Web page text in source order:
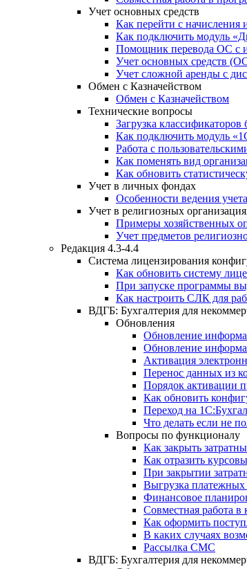
Учет основных средств
Как перейти с
Как подключить модуль
Помощник перевода ОС с
Учет основных средств
Учет сложной аренды с
Обмен с Казначейством
Обмен с Казначейством
Технические вопросы
Загрузка
Как подключить модуль
Работа с
Как поменять вид
Как обновить
Учет в личных фондах
Особенности ведения
Учет в религиозных
Примеры хозяйственных
Учет предметов
Редакция 4.3-4.4
Система лицензирования
Как обновить систему
При запуске программы
Как настроить СЛК для
ВДГБ: Бухгалтерия для
Обновления
Обновление
Обновление
Активация
Перенос данных из
Порядок активации
Как обновить
Переход на
Что делать если не
Вопросы по функционалу
Как закрыть
Как отразить
При закрытии
Выгрузка платежных
Финансовое
Совместная работа
Как оформить
В каких случаях
Рассылка СМС
ВДГБ: Бухгалтерия для